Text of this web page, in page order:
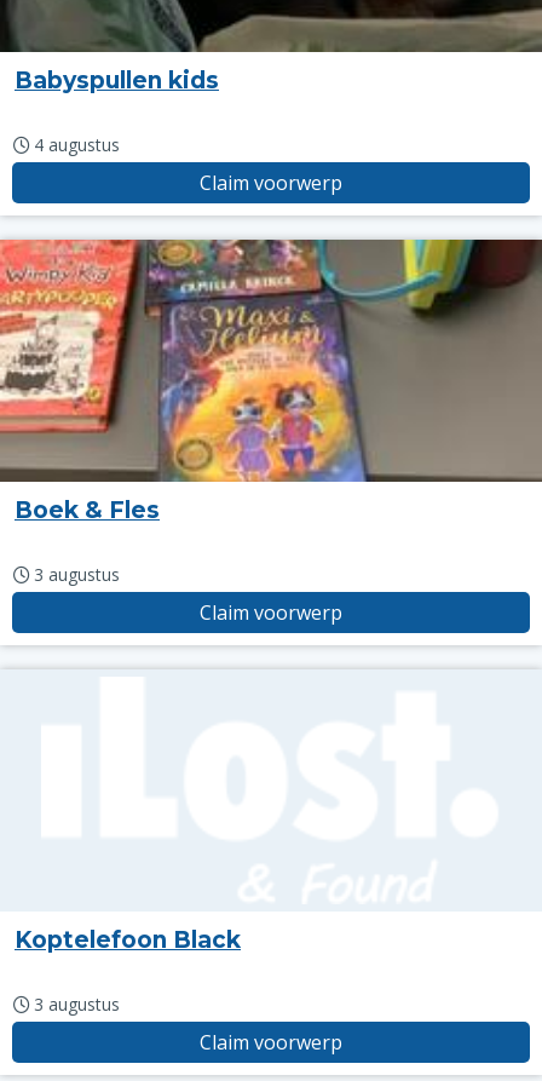
Babyspullen kids
4 augustus
Claim voorwerp
Boek & Fles
3 augustus
Claim voorwerp
Koptelefoon Black
3 augustus
Claim voorwerp